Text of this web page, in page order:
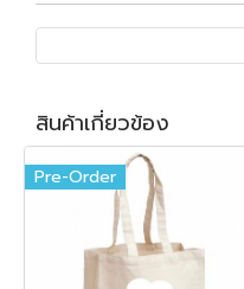
สินค้าเกี่ยวข้อง
Pre-Order